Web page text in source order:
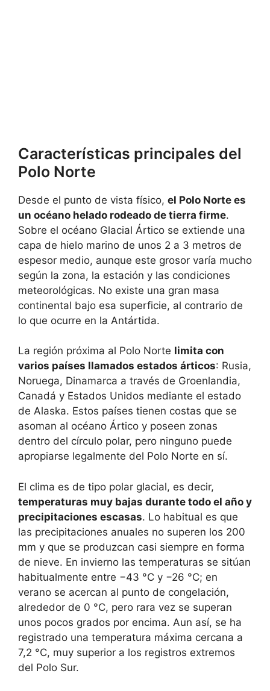
Características principales del
Polo Norte
Desde el punto de vista físico, el Polo Norte es
un océano helado rodeado de tierra firme.
Sobre el océano Glacial Ártico se extiende una
capa de hielo marino de unos 2 a 3 metros de
espesor medio, aunque este grosor varía mucho
según la zona, la estación y las condiciones
meteorológicas. No existe una gran masa
continental bajo esa superficie, al contrario de
lo que ocurre en la Antártida.
La región próxima al Polo Norte limita con
varios países llamados estados árticos: Rusia,
Noruega, Dinamarca a través de Groenlandia,
Canadá y Estados Unidos mediante el estado
de Alaska. Estos países tienen costas que se
asoman al océano Ártico y poseen zonas
dentro del círculo polar, pero ninguno puede
apropiarse legalmente del Polo Norte en sí.
El clima es de tipo polar glacial, es decir,
temperaturas muy bajas durante todo el año y
precipitaciones escasas. Lo habitual es que
las precipitaciones anuales no superen los 200
mm y que se produzcan casi siempre en forma
de nieve. En invierno las temperaturas se sitúan
habitualmente entre −43 °C y −26 °C; en
verano se acercan al punto de congelación,
alrededor de 0 °C, pero rara vez se superan
unos pocos grados por encima. Aun así, se ha
registrado una temperatura máxima cercana a
7,2 °C, muy superior a los registros extremos
del Polo Sur.